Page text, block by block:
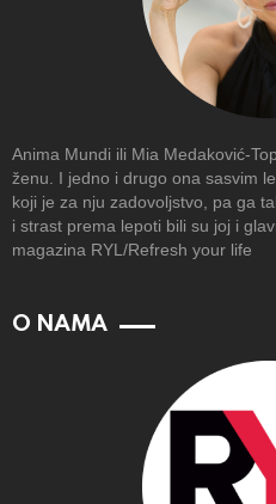
Anima Mundi ili Mia Medaković-
ženu. I jedno i drugo ona sasvim
koji je za nju zadovoljstvo, pa ga
i strast prema lepoti bili su joj i
magazina RYL/Refresh your life
O NAMA